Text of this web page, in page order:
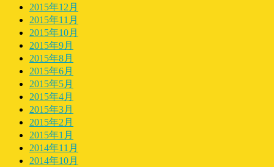
2015年12月
2015年11月
2015年10月
2015年9月
2015年8月
2015年6月
2015年5月
2015年4月
2015年3月
2015年2月
2015年1月
2014年11月
2014年10月